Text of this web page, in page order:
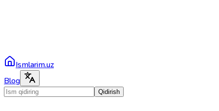
Ismlarim.uz
Blog
Qidirish